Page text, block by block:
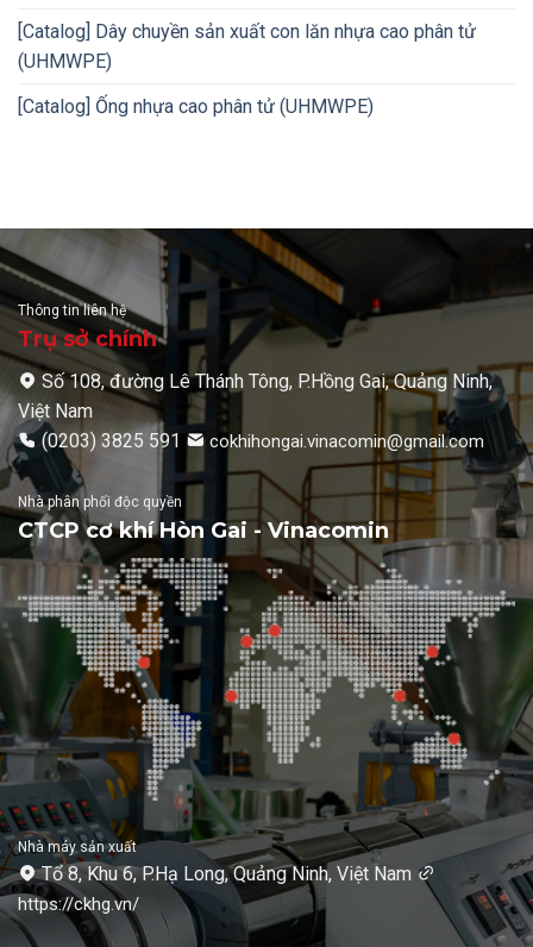
[Catalog] Dây chuyền sản xuất con lăn nhựa cao phân tử
(UHMWPE)
[Catalog] Ống nhựa cao phân tử (UHMWPE)
Thông tin liên hệ
Trụ sở chính
Số 108, đường Lê Thánh Tông, P.Hồng Gai, Quảng Ninh,
Việt Nam
(0203) 3825 591
cokhihongai.vinacomin@gmail.com
Nhà phân phối độc quyền
CTCP cơ khí Hòn Gai - Vinacomin
Nhà máy sản xuất
Tổ 8, Khu 6, P.Hạ Long, Quảng Ninh, Việt Nam
https://ckhg.vn/